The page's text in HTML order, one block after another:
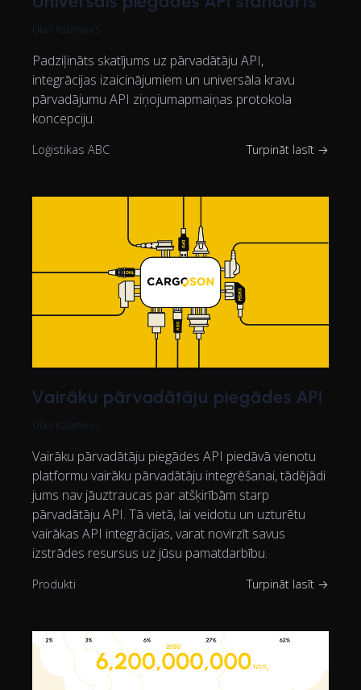
Ülari Kalamees
Padziļināts skatījums uz pārvadātāju API,
integrācijas izaicinājumiem un universāla kravu
pārvadājumu API ziņojumapmaiņas protokola
koncepciju.
Loģistikas ABC Turpināt lasīt →
Vairāku pārvadātāju piegādes API
Ülari Kalamees
Vairāku pārvadātāju piegādes API piedāvā vienotu
platformu vairāku pārvadātāju integrēšanai, tādējādi
jums nav jāuztraucas par atšķirībām starp
pārvadātāju API. Tā vietā, lai veidotu un uzturētu
vairākas API integrācijas, varat novirzīt savus
izstrādes resursus uz jūsu pamatdarbību.
Produkti Turpināt lasīt →